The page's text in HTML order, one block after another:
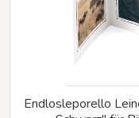
Endlosleporello